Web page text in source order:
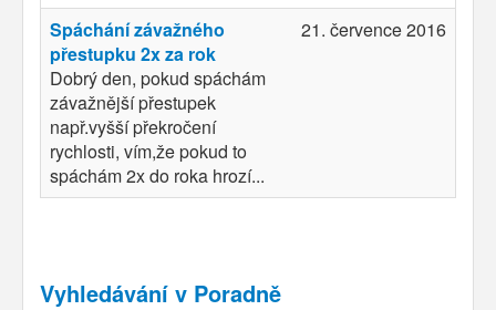
Spáchání závažného
přestupku 2x za rok
Dobrý den, pokud spáchám
závažnější přestupek
např.vyšší překročení
rychlosti, vím,že pokud to
spáchám 2x do roka hrozí...
21. července 2016
Vyhledávání v Poradně